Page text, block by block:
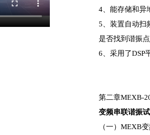
4、能存储和异
5、装置自动扫
是否找到谐振点
6、采用了DSP
第二章MEXB-
变频串联谐振
（一）MEXB